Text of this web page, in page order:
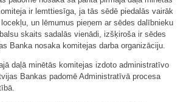
ir lemttiesīga, ja tās sēdē piedalās vairāk
un lēmumus pieņem ar sēdes dalībnieku
skaits sadalās vienādi, izšķiroša ir sēdes
Banka nosaka komitejas darba organizāciju.
daļā minētās komitejas izdoto administratīvo
Bankas padomē Administratīvā procesa